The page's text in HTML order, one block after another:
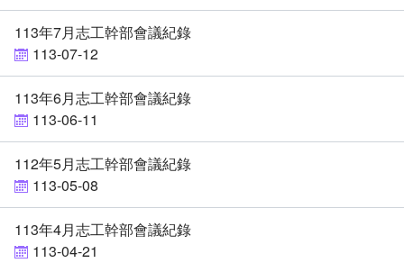
113年7月志工幹部會議紀錄
113-07-12
113年6月志工幹部會議紀錄
113-06-11
112年5月志工幹部會議紀錄
113-05-08
113年4月志工幹部會議紀錄
113-04-21